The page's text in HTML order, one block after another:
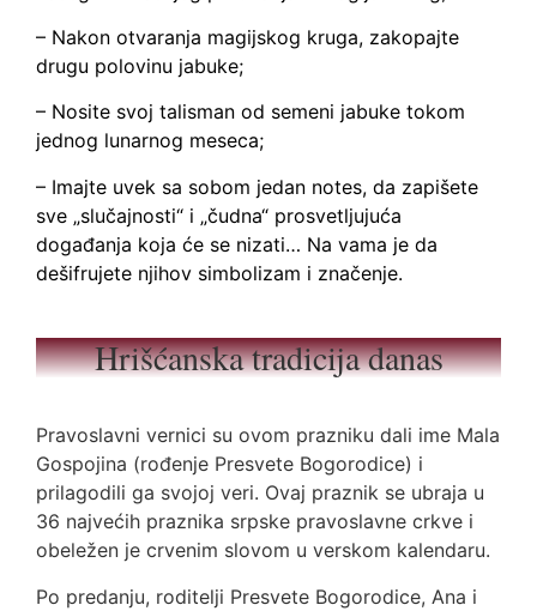
– Nakon otvaranja magijskog kruga, zakopajte
drugu polovinu jabuke;
– Nosite svoj talisman od semeni jabuke tokom
jednog lunarnog meseca;
– Imajte uvek sa sobom jedan notes, da zapišete
sve „slučajnosti“ i „čudna“ prosvetljujuća
događanja koja će se nizati… Na vama je da
dešifrujete njihov simbolizam i značenje.
Hrišćanska tradicija danas
Pravoslavni vernici su ovom prazniku dali ime Mala
Gospojina (rođenje Presvete Bogorodice) i
prilagodili ga svojoj veri. Ovaj praznik se ubraja u
36 najvećih praznika srpske pravoslavne crkve i
obeležen je crvenim slovom u verskom kalendaru.
Po predanju, roditelji Presvete Bogorodice, Ana i